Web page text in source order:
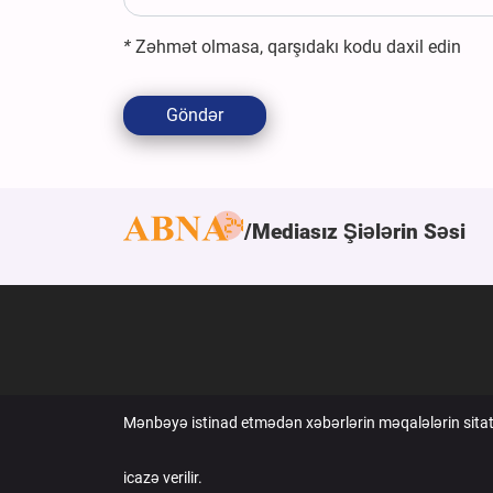
* Zəhmət olmasa, qarşıdakı kodu daxil edin
Göndər
Mediasız Şiələrin Səsi
Mənbəyə istinad etmədən xəbərlərin məqalələrin
icazə verilir.